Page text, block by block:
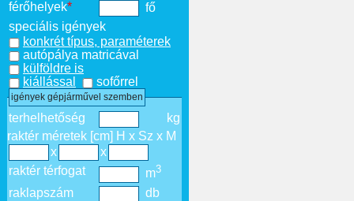
férőhelyek*
fő
speciális igények
konkrét típus, paraméterek
autópálya matricával
külföldre is
kiállással
sofőrrel
igények gépjárművel szemben
terhelhetőség
kg
raktér méretek [cm] H x Sz x M
x
x
raktér térfogat
m3
raklapszám
db